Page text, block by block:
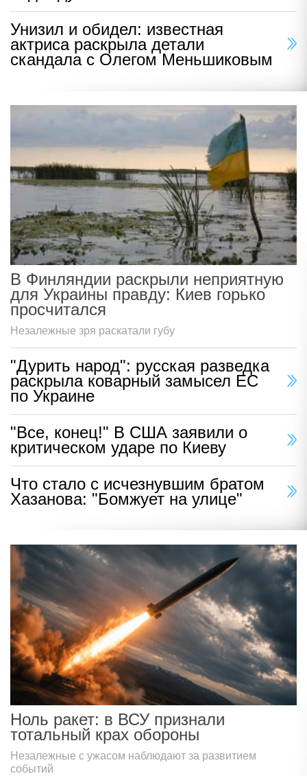
Унизил и обидел: известная
актриса раскрыла детали
скандала с Олегом Меньшиковым
В Финляндии раскрыли неприятную
для Украины правду: Киев горько
просчитался
Незалежные зря раскатали губу
"Дурить народ": русская разведка
раскрыла коварный замысел ЕС
по Украине
"Все, конец!" В США заявили о
критическом ударе по Киеву
Что стало с исчезнувшим братом
Хазанова: "Бомжует на улице"
Ноль ракет: в ВСУ признали
тотальный крах обороны
Незалежные с ужасом наблюдают за развитием
событий